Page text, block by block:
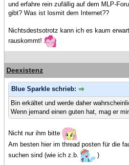
und erfahre rein zufällig auf dem MLP-
gibt? Was ist losmit dem Internet??
Nichtsdestsotrotz kann ich es kaum
rauskommt!
Deexistenz
Blue Sparkle schrieb:
Bin erkältet und werde daher
Wenn jemand einen guten hat, mag er
Nicht nur ihm bitte
Am besten hier im thread posten für die
suchen sind (wie ich z.b.
)